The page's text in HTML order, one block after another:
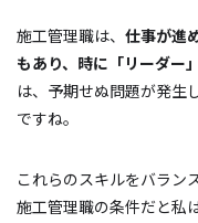
施工管理職は、 仕事が進
もあり、時に「リーダー
は、予期せぬ問題が発生
ですね。
これらのスキルをバラン
施工管理職の条件だと私